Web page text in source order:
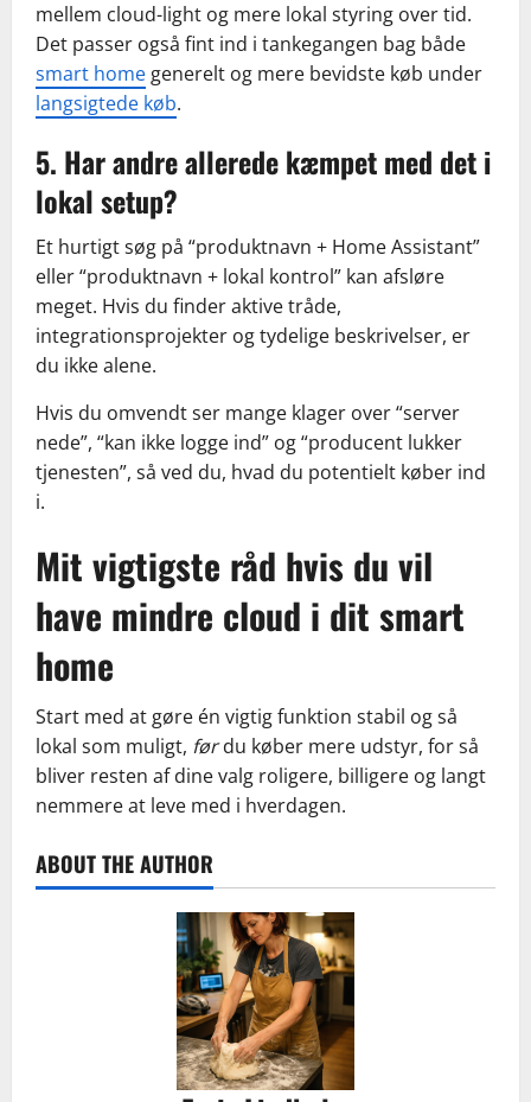
mellem cloud-light og mere lokal styring over tid.
Det passer også fint ind i tankegangen bag både
smart home generelt og mere bevidste køb under
langsigtede køb.
5. Har andre allerede kæmpet med det i
lokal setup?
Et hurtigt søg på “produktnavn + Home Assistant”
eller “produktnavn + lokal kontrol” kan afsløre
meget. Hvis du finder aktive tråde,
integrationsprojekter og tydelige beskrivelser, er
du ikke alene.
Hvis du omvendt ser mange klager over “server
nede”, “kan ikke logge ind” og “producent lukker
tjenesten”, så ved du, hvad du potentielt køber ind
i.
Mit vigtigste råd hvis du vil
have mindre cloud i dit smart
home
Start med at gøre én vigtig funktion stabil og så
lokal som muligt, førdu køber mere udstyr, for så
bliver resten af dine valg roligere, billigere og langt
nemmere at leve med i hverdagen.
ABOUT THE AUTHOR